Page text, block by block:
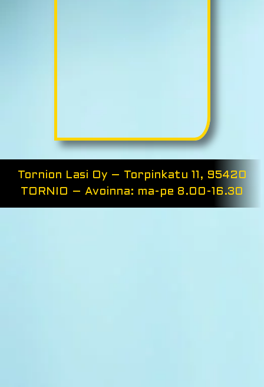
Tornion Lasi Oy – Torpinkatu 11, 95420
TORNIO – Avoinna: ma-pe 8.00-16.30